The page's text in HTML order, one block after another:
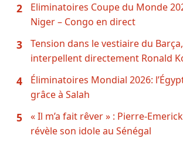
2
Eliminatoires Coupe du Monde
Niger – Congo en direct
3
Tension dans le vestiaire du
interpellent directement Ronald
4
Éliminatoires Mondial 2026:
grâce à Salah
5
« Il m’a fait rêver » : Pierre-
révèle son idole au Sénégal